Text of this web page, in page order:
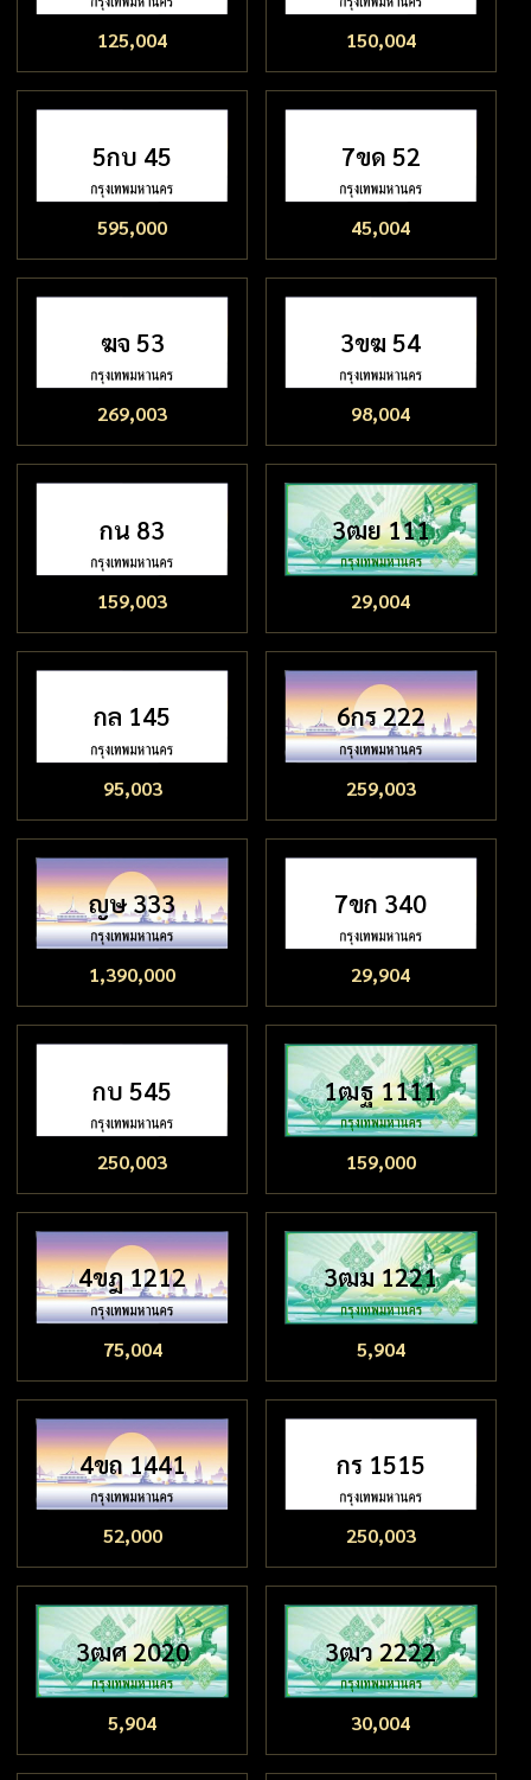
125,004 150,004
5กบ 45
595,000
7ขด 52
45,004
ฆจ 53
269,003
3ขฆ 54
98,004
กน 83
159,003
3ฒย 111
29,004
กล 145
95,003
6กร 222
259,003
ญษ 333
1,390,000
7ขก 340
29,904
กบ 545
250,003
1ฒฐ 1111
159,000
4ขฎ 1212
75,004
3ฒม 1221
5,904
4ขถ 1441
52,000
กร 1515
250,003
3ฒศ 2020
5,904
3ฒว 2222
30,004